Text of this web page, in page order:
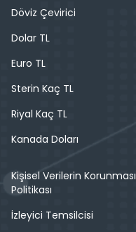
Döviz Çevirici
Dolar TL
Euro TL
Sterin Kaç TL
Riyal Kaç TL
Kanada Doları
Kişisel Verilerin Korunması
Politikası
İzleyici Temsilcisi